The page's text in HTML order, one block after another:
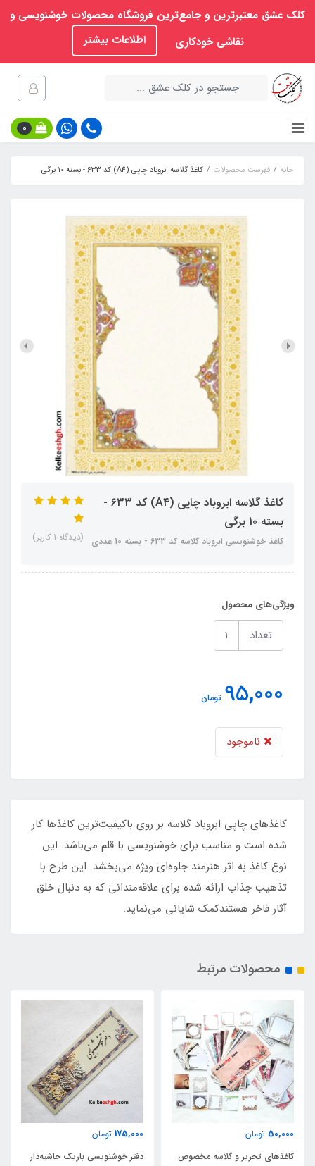
کلک عشق معتبرترین و جامع‌ترین فروشگاه محصولات خوشنویسی و
نقاشی خودکاری
اطلاعات بیشتر
0
خانه فهرست محصولات کاغذ گلاسه ابروباد چاپی (A4) کد 633 - بسته 10 برگی
کاغذ گلاسه ابروباد چاپی (A4) کد 633 -
بسته 10 برگی
کاغذ خوشنویسی ابروباد گلاسه کد 633 - بسته 10 عددی (دیدگاه 1 کاربر)
ویژگی‌های محصول
تعداد
95,000 تومان
ناموجود
کاغذهای چاپی ابروباد گلاسه بر روی باکیفیت‌ترین کاغذها کار
شده است و مناسب برای خوشنویسی با قلم می‌باشد. این
نوع کاغذ به اثر هنرمند جلوه‌ای ویژه می‌بخشد. این طرح با
تذهیب جذاب ارائه شده برای علاقه‌مندانی که به دنبال خلق
آثار فاخر هستندکمک شایانی می‌نماید.
محصولات مرتبط
175,000
دفتر خوشنویسی باریک حاشیه‌دار
265,000